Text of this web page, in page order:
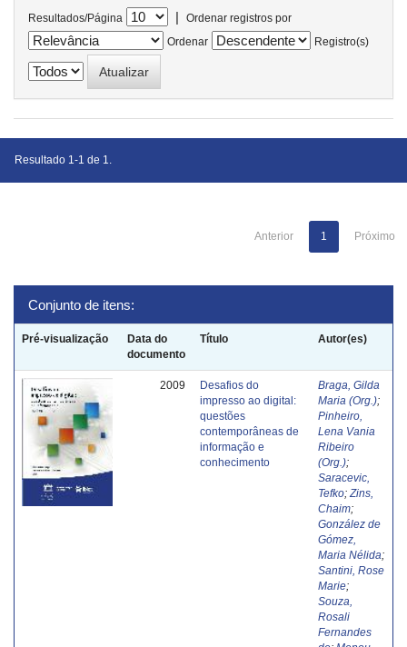
Resultados/Página |
Ordenar registros por
Ordenar
Registro(s)
Resultado 1-1 de 1.
Anterior 1 Próximo
Conjunto de itens:
Pré-visualização
Data do
documento
Título Autor(es)
2009
Desafios do
impresso ao digital:
questões
contemporâneas de
informação e
conhecimento
Braga, Gilda
Maria (Org.);
Pinheiro,
Lena Vania
Ribeiro
(Org.);
Saracevic,
Tefko; Zins,
Chaim;
González de
Gómez,
Maria Nélida;
Santini, Rose
Marie;
Souza,
Rosali
Fernandes